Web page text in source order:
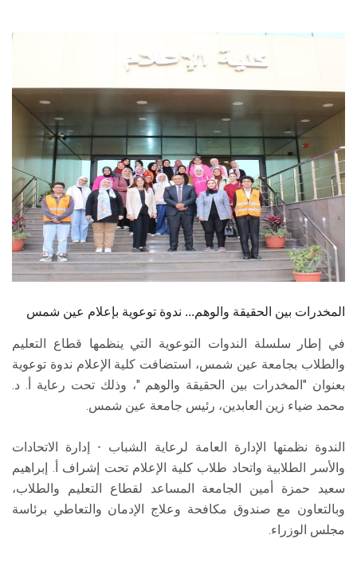
الطلاب
هيئة التدريس
الدراسات العليا
الخريجين
الموظفون
الزائـرون
سجل الان
المخدرات بين الحقيقة والوهم... ندوة توعوية بإعلام عين شمس
في إطار سلسلة الندوات التوعوية التي ينظمها قطاع التعليم
والطلاب بجامعة عين شمس، استضافت كلية الإعلام ندوة توعوية
بعنوان "المخدرات بين الحقيقة والوهم "، وذلك تحت رعاية أ. د.
محمد ضياء زين العابدين، رئيس جامعة عين شمس.
الندوة نظمتها الإدارة العامة لرعاية الشباب - إدارة الاتحادات
والأسر الطلابية واتحاد طلاب كلية الإعلام تحت إشراف أ. إبراهيم
سعيد حمزة أمين الجامعة المساعد لقطاع التعليم والطلاب،
وبالتعاون مع صندوق مكافحة وعلاج الإدمان والتعاطي برئاسة
مجلس الوزراء.